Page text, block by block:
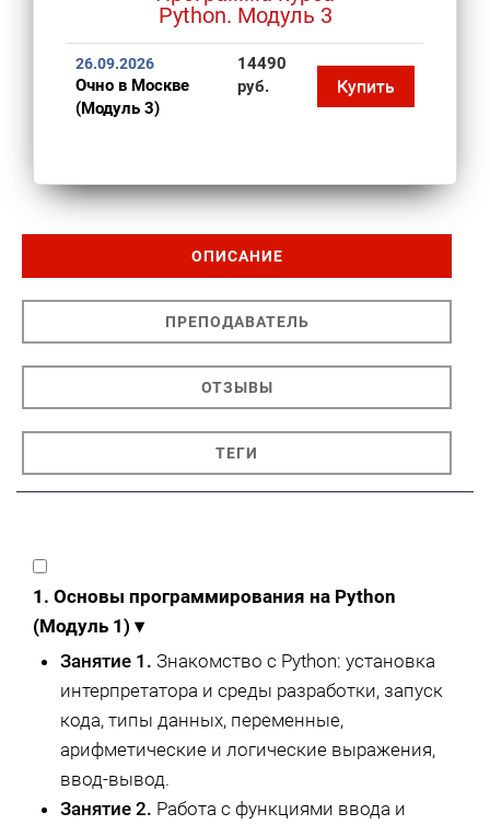
Python. Модуль 3
26.09.2026
Очно в Москве
(Модуль 3)
14490
руб.
Купить
ОПИСАНИЕ
ПРЕПОДАВАТЕЛЬ
ОТЗЫВЫ
ТЕГИ
1. Основы программирования на Python
(Модуль 1) ▾
Занятие 1. Знакомство с Python: установка
интерпретатора и среды разработки, запуск
кода, типы данных, переменные,
арифметические и логические выражения,
ввод-вывод.
Занятие 2. Работа с функциями ввода и